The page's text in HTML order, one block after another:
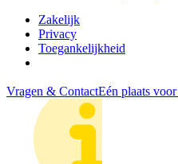
Zakelijk
Privacy
Toegankelijkheid
Vragen & ContactEén plaats